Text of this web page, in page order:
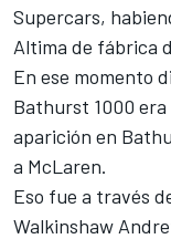
Supercars,
Altima de fábrica
En ese momento
Bathurst 1000 era
aparición en
a McLaren.
Eso fue a través
Walkinshaw